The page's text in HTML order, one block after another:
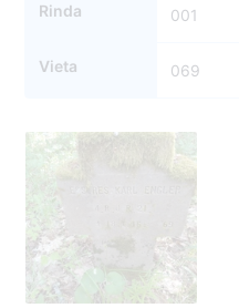
Rinda 001
Vieta 069